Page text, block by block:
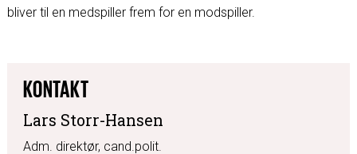
bliver til en medspiller frem for en modspiller.
KONTAKT
Lars Storr-Hansen
Adm. direktør, cand.polit.